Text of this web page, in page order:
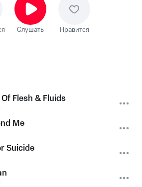
Слушать Нравится
Flesh & Fluids
Me
Suicide